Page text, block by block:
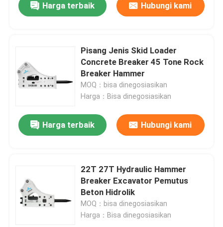
Harga terbaik Hubungi kami
Pisang Jenis Skid Loader
Concrete Breaker 45 Tone Rock
Breaker Hammer
MOQ：bisa dinegosiasikan
Harga：Bisa dinegosiasikan
Harga terbaik Hubungi kami
22T 27T Hydraulic Hammer
Breaker Excavator Pemutus
Beton Hidrolik
MOQ：bisa dinegosiasikan
Harga：Bisa dinegosiasikan